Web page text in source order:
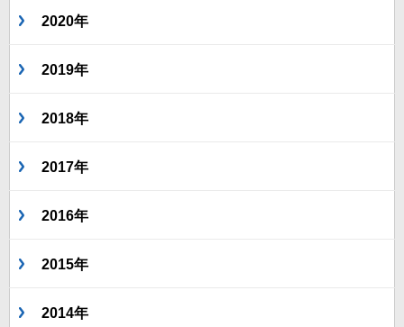
2020年
2019年
2018年
2017年
2016年
2015年
2014年